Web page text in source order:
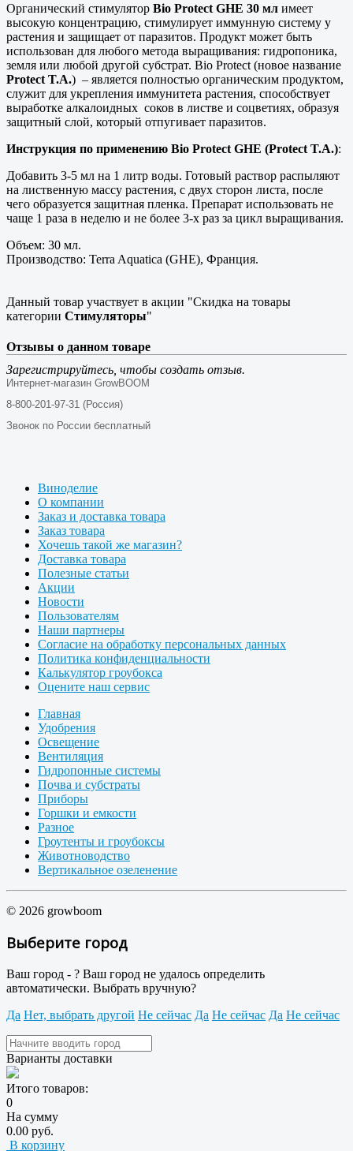
Органический стимулятор Bio Protect GHE 30 мл имеет
высокую концентрацию, стимулирует иммунную систему у
растения и защищает от паразитов. Продукт может быть
использован для любого метода выращивания: гидропоника,
земля или любой другой субстрат. Bio Protect (новое название
Protect T.A.) – является полностью органическим продуктом,
служит для укрепления иммунитета растения, способствует
выработке алкалоидных соков в листве и соцветиях, образуя
защитный слой, который отпугивает паразитов.
Инструкция по применению Bio Protect GHE (Protect T.A.):
Добавить 3-5 мл на 1 литр воды. Готовый раствор распыляют
на лиственную массу растения, с двух сторон листа, после
чего образуется защитная пленка. Препарат использовать не
чаще 1 раза в неделю и не более 3-х раз за цикл выращивания.
Объем: 30 мл.
Производство: Terra Aquatica (GHE), Франция.
Данный товар участвует в акции "Скидка на товары
категории Стимуляторы"
Отзывы о данном товаре
Зарегистрируйтесь, чтобы создать отзыв.
Интернет-магазин GrowBOOM
8-800-201-97-31 (Россия)
Звонок по России бесплатный
Виноделие
О компании
Заказ и доставка товара
Заказ товара
Хочешь такой же магазин?
Доставка товара
Полезные статьи
Акции
Новости
Пользователям
Наши партнеры
Согласие на обработку персональных данных
Политика конфиденциальности
Калькулятор гроубокса
Оцените наш сервис
Главная
Удобрения
Освещение
Вентиляция
Гидропонные системы
Почва и субстраты
Приборы
Горшки и емкости
Разное
Гроутенты и гроубоксы
Животноводство
Вертикальное озеленение
© 2026 growboom
Выберите город
Ваш город - ? Ваш город не удалось определить
автоматически. Выбрать вручную?
Да Нет, выбрать другой Не сейчас Да Не сейчас Да Не сейчас
Варианты доставки
Итого товаров:
0
На сумму
0.00 руб.
В корзину